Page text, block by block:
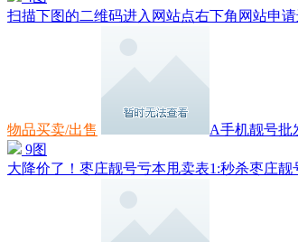
扫描下图的二维码进入网站点右下角网站申
物品买卖/出售 A手机靓号批
9图
大降价了！枣庄靓号亏本甩卖表1:秒杀枣庄靓